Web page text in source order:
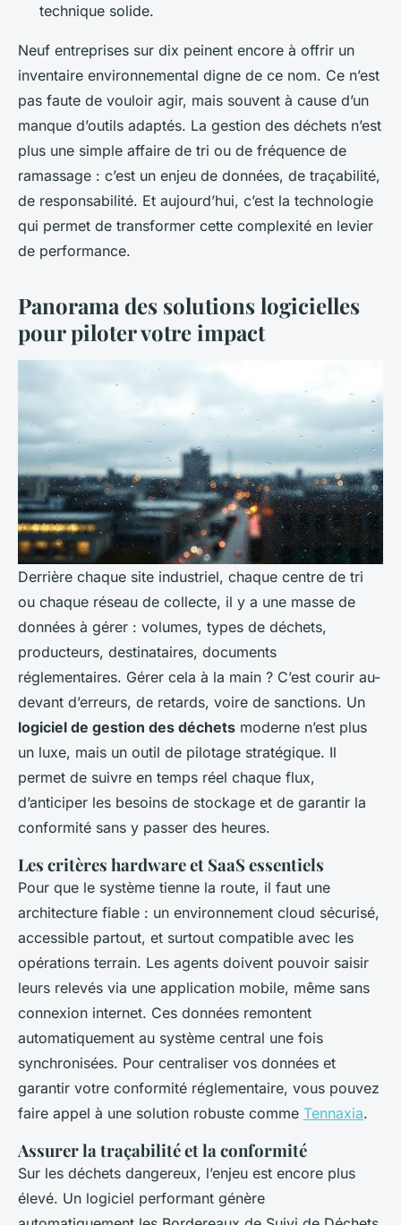
technique solide.
Neuf entreprises sur dix peinent encore à offrir un
inventaire environnemental digne de ce nom. Ce n’est
pas faute de vouloir agir, mais souvent à cause d’un
manque d’outils adaptés. La gestion des déchets n’est
plus une simple affaire de tri ou de fréquence de
ramassage : c’est un enjeu de données, de traçabilité,
de responsabilité. Et aujourd’hui, c’est la technologie
qui permet de transformer cette complexité en levier
de performance.
Panorama des solutions logicielles
pour piloter votre impact
Derrière chaque site industriel, chaque centre de tri
ou chaque réseau de collecte, il y a une masse de
données à gérer : volumes, types de déchets,
producteurs, destinataires, documents
réglementaires. Gérer cela à la main ? C’est courir au-
devant d’erreurs, de retards, voire de sanctions. Un
logiciel de gestion des déchets moderne n’est plus
un luxe, mais un outil de pilotage stratégique. Il
permet de suivre en temps réel chaque flux,
d’anticiper les besoins de stockage et de garantir la
conformité sans y passer des heures.
Les critères hardware et SaaS essentiels
Pour que le système tienne la route, il faut une
architecture fiable : un environnement cloud sécurisé,
accessible partout, et surtout compatible avec les
opérations terrain. Les agents doivent pouvoir saisir
leurs relevés via une application mobile, même sans
connexion internet. Ces données remontent
automatiquement au système central une fois
synchronisées. Pour centraliser vos données et
garantir votre conformité réglementaire, vous pouvez
faire appel à une solution robuste comme Tennaxia.
Assurer la traçabilité et la conformité
Sur les déchets dangereux, l’enjeu est encore plus
élevé. Un logiciel performant génère